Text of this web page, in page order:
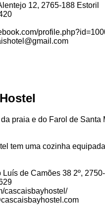
12, 2765-188 Estoril
praia e do Farol de
tem uma cozinha
Luís de Camões 38 2º,
cascaisbayhostel/